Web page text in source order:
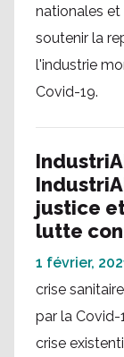
nationales et
soutenir la
l'industrie
Covid-19.
justice
lutte
1 février,
crise
par la Covid-
crise